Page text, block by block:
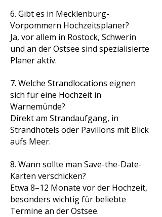
6. Gibt es in Mecklenburg-
Vorpommern Hochzeitsplaner?
Ja, vor allem in Rostock, Schwerin
und an der Ostsee sind spezialisierte
Planer aktiv.
7. Welche Strandlocations eignen
sich für eine Hochzeit in
Warnemünde?
Direkt am Strandaufgang, in
Strandhotels oder Pavillons mit Blick
aufs Meer.
8. Wann sollte man Save-the-Date-
Karten verschicken?
Etwa 8–12 Monate vor der Hochzeit,
besonders wichtig für beliebte
Termine an der Ostsee.